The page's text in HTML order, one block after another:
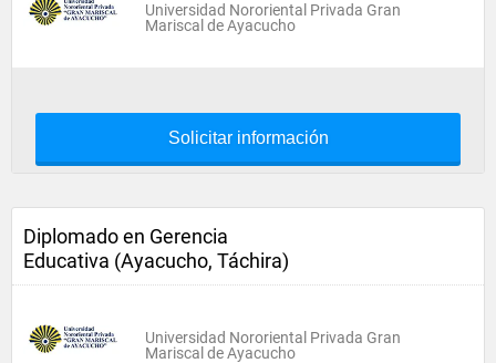
Universidad Nororiental Privada Gran
Mariscal de Ayacucho
Solicitar información
Diplomado en Gerencia
Educativa (Ayacucho, Táchira)
Universidad Nororiental Privada Gran
Mariscal de Ayacucho